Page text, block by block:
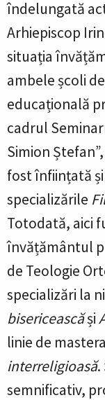
îndelungată
Arhiepiscop
situația
ambele școli
educațională
cadrul
Simion
fost înființată
specializările
Totodată, aici
învățământul
de Teologie
specializări la
bisericeascăși
linie de
interreligioasă.
semnificativ,